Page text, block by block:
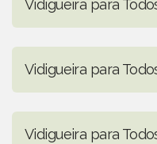
Vidigueira para
Vidigueira para
Vidigueira para